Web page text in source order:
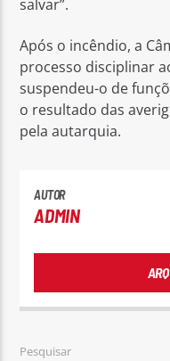
salvar”.
Após o incêndio, a
processo disciplinar
suspendeu-o de
o resultado das
pela autarquia.
AUTOR
ADMIN
Pesquisar